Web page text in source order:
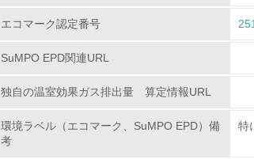
14. <L2> 購入している製品・サー
エコマーク認定番号
SuMPO EPD関連URL
独自の温室効果ガス排出量 算定情報URL
環境ラベル（エコマーク、SuMPO EPD）備
考
特